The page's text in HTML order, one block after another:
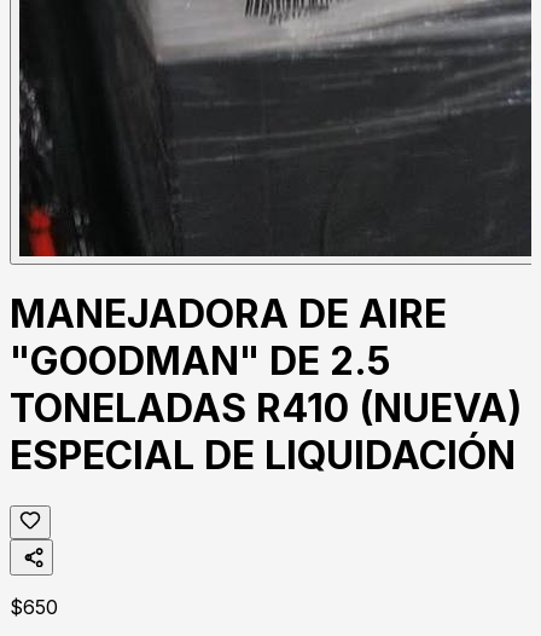
MANEJADORA DE AIRE
"GOODMAN" DE 2.5
TONELADAS R410 (NUEVA)
ESPECIAL DE LIQUIDACIÓN
$650